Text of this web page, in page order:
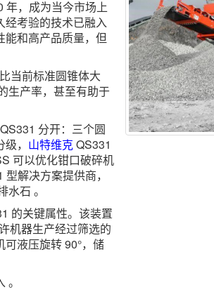
年，成为当今市场上
经考验的技术已融入
和高产品质量，但
当前标准圆锥体大
生产率，甚至有助于
分开：三个圆
， 山特维克QS331
可以优化钳口破碎机
解决方案提供商，
石 。
的关键属性。该装置
机器生产经过筛选的
液压旋转 90°，储